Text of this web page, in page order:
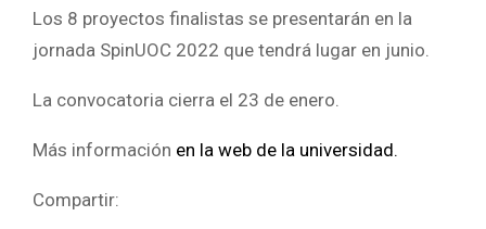
Los 8 proyectos finalistas se presentarán en la
jornada SpinUOC 2022 que tendrá lugar en junio.
La convocatoria cierra el 23 de enero.
Más información en la web de la universidad.
Compartir: